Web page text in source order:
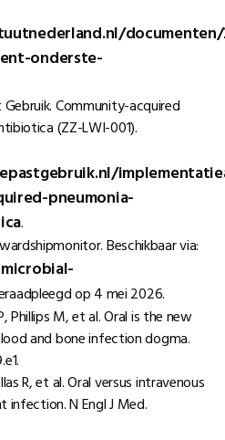
onderste-
Community-acquired
(ZZ-LWI-001).
pneumonia-
.
Beschikbaar via:
op 4 mei 2026.
Phillips M, et al. Oral is the new
and bone infection dogma.
R, et al. Oral versus intravenous
N Engl J Med.